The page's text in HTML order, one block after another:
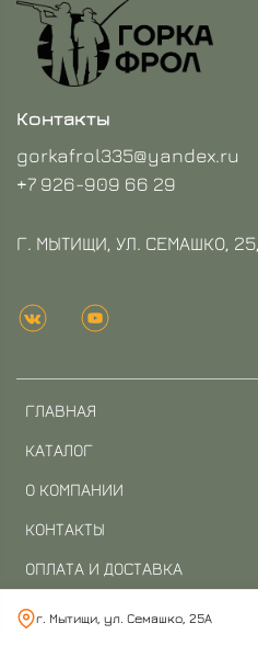
г. Мытищи, ул. Семашко, 25А
ГЛАВНАЯ
КАТАЛОГ
О КОМПАНИИ
КОНТАКТЫ
ОПЛАТА И ДОСТАВКА
ЛИЧНЫЙ КАБИНЕТ
Контакты
gorkafrol335@yandex.ru
+7 926-909 66 29
Г. МЫТИЩИ, УЛ. СЕМАШКО,